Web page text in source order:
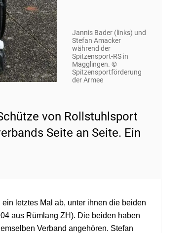
Jannis Bader (links) und
Stefan Amacker
während der
Spitzensport-RS in
Magglingen. ©
Spitzensportförderung
der Armee
von Rollstuhlsport
Seite an Seite. Ein
letztes Mal ab, unter ihnen die beiden
aus Rümlang ZH). Die beiden haben
Verband angehören. Stefan